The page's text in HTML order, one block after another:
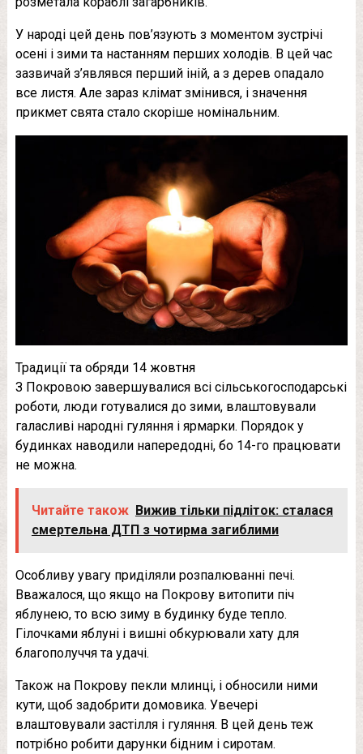
У народі цей день пов’язують з моментом зустрічі
осені і зими та настанням перших холодів. В цей час
зазвичай з’являвся перший іній, а з дерев опадало
все листя. Але зараз клімат змінився, і значення
прикмет свята стало скоріше номінальним.
Традиції та обряди 14 жовтня
З Покровою завершувалися всі сільськогосподарські
роботи, люди готувалися до зими, влаштовували
галасливі народні гуляння і ярмарки. Порядок у
будинках наводили напередодні, бо 14-го працювати
не можна.
Читайте також Вижив тільки підліток: сталася
смертельна ДТП з чотирма загиблими
Особливу увагу приділяли розпалюванні печі.
Вважалося, що якщо на Покрову витопити піч
яблунею, то всю зиму в будинку буде тепло.
Гілочками яблуні і вишні обкурювали хату для
благополуччя та удачі.
Також на Покрову пекли млинці, і обносили ними
кути, щоб задобрити домовика. Увечері
влаштовували застілля і гуляння. В цей день теж
потрібно робити дарунки бідним і сиротам.